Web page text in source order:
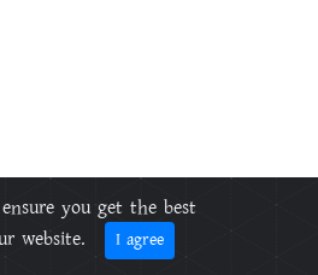
you get the best
website.
I agree